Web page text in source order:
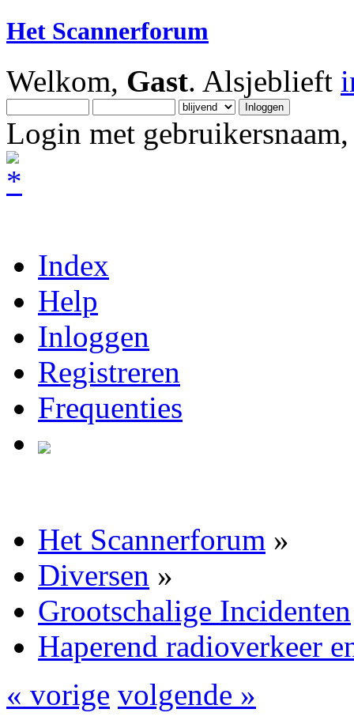
Het Scannerforum
Welkom, Gast. Alsjeblieft
Login met
Index
Help
Inloggen
Registreren
Frequenties
Het Scannerforum »
Diversen »
Grootschalige Incidenten
Haperend radioverkeer
« vorige volgende »